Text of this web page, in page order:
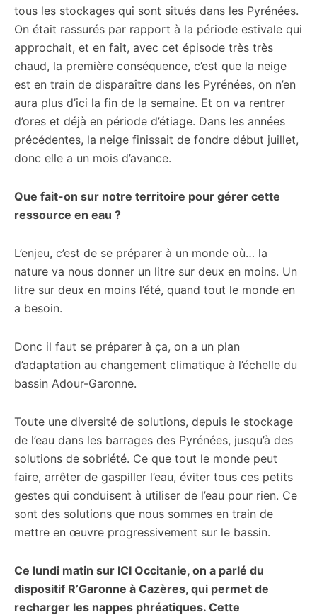
tous les stockages qui sont situés dans les Pyrénées.
On était rassurés par rapport à la période estivale qui
approchait, et en fait, avec cet épisode très très
chaud, la première conséquence, c’est que la neige
est en train de disparaître dans les Pyrénées, on n’en
aura plus d’ici la fin de la semaine. Et on va rentrer
d’ores et déjà en période d’étiage. Dans les années
précédentes, la neige finissait de fondre début juillet,
donc elle a un mois d’avance.
Que fait-on sur notre territoire pour gérer cette
ressource en eau ?
L’enjeu, c’est de se préparer à un monde où… la
nature va nous donner un litre sur deux en moins. Un
litre sur deux en moins l’été, quand tout le monde en
a besoin.
Donc il faut se préparer à ça, on a un plan
d’adaptation au changement climatique à l’échelle du
bassin Adour-Garonne.
Toute une diversité de solutions, depuis le stockage
de l’eau dans les barrages des Pyrénées, jusqu’à des
solutions de sobriété. Ce que tout le monde peut
faire, arrêter de gaspiller l’eau, éviter tous ces petits
gestes qui conduisent à utiliser de l’eau pour rien. Ce
sont des solutions que nous sommes en train de
mettre en œuvre progressivement sur le bassin.
Ce lundi matin sur ICI Occitanie, on a parlé du
dispositif R’Garonne à Cazères, qui permet de
recharger les nappes phréatiques. Cette